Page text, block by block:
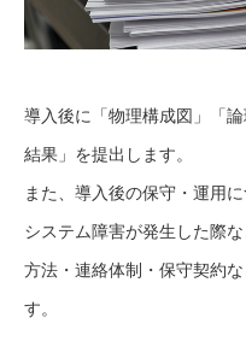
導入後に「物理構成図」「
結果」を提出します。
また、導入後の保守・運用
システム障害が発生した際
方法・連絡体制・保守契約
す。